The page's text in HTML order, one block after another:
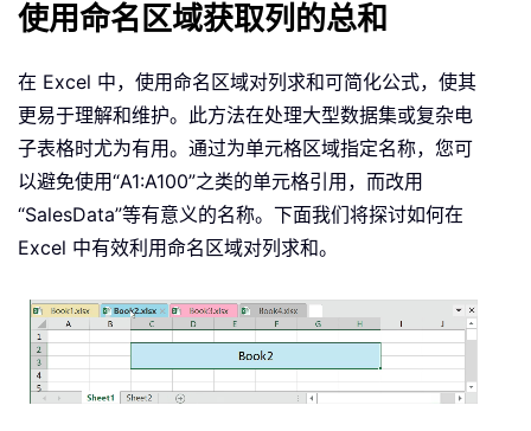
使用命名区域获取列的总和
在 Excel 中，使用命名区域对列求和可简化公式，使其
更易于理解和维护。此方法在处理大型数据集或复杂电
子表格时尤为有用。通过为单元格区域指定名称，您可
以避免使用“A1:A100”之类的单元格引用，而改用
“SalesData”等有意义的名称。下面我们将探讨如何在
Excel 中有效利用命名区域对列求和。